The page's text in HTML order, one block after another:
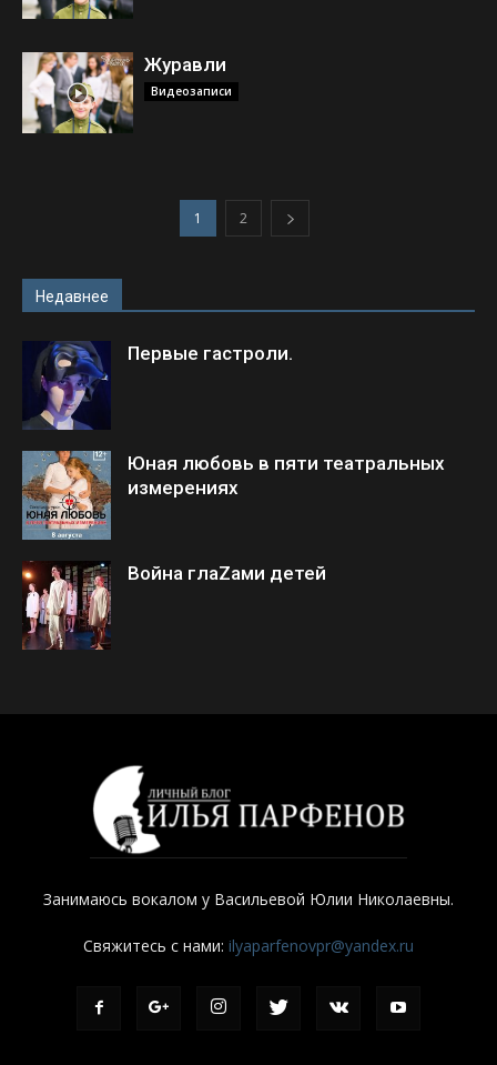
Журавли
Видеозаписи
1 2
Недавнее
Первые гастроли.
Юная любовь в пяти театральных
измерениях
Война глаZами детей
Занимаюсь вокалом у Васильевой Юлии Николаевны.
Свяжитесь с нами: ilyaparfenovpr@yandex.ru